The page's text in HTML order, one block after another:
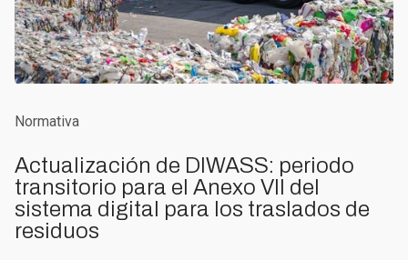
Normativa
Actualización de DIWASS: periodo
transitorio para el Anexo VII del
sistema digital para los traslados de
residuos